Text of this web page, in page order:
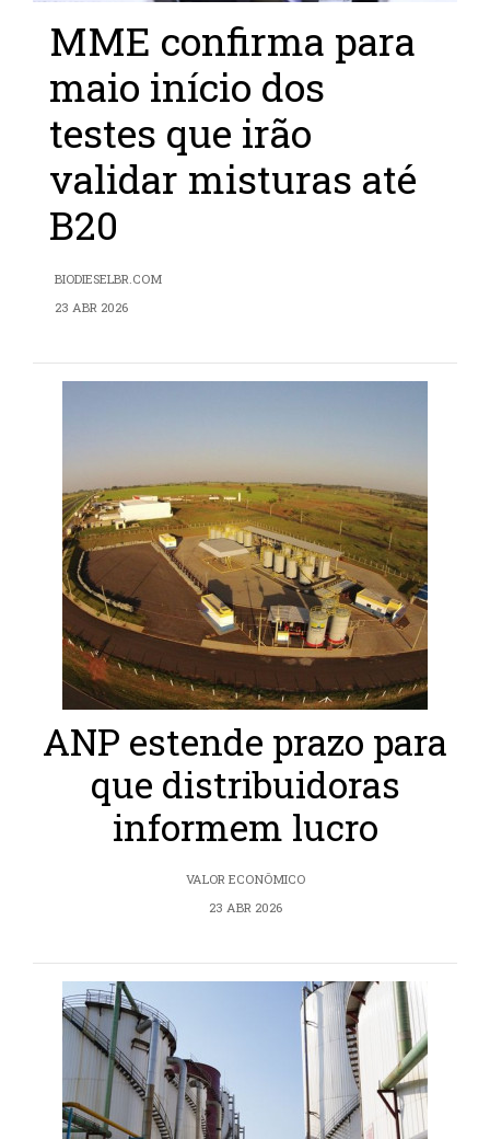
MME confirma para
maio início dos
testes que irão
validar misturas até
B20
BIODIESELBR.COM
23 ABR 2026
ANP estende prazo para
que distribuidoras
informem lucro
VALOR ECONÔMICO
23 ABR 2026